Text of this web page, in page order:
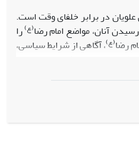
در برابر خلفای وقت است.
آنان، مواضع امام رضا(ع)را
رضا(ع)، آگاهی از شرایط سیاسی،
مهم‌ترین حرکت‌های سیاسی
تأسیس سازمان وکالت، خلافت
زمان خلافت امین و مأمون) و
که در زمان امام رضا